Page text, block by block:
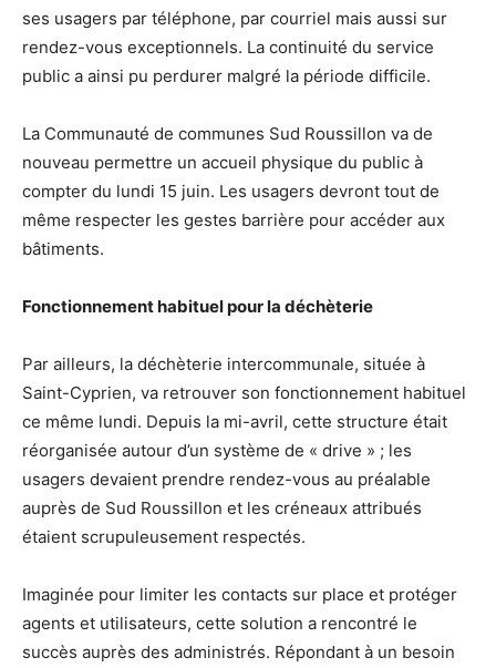
ses usagers par téléphone, par courriel mais aussi sur
rendez-vous exceptionnels. La continuité du service
public a ainsi pu perdurer malgré la période difficile.
La Communauté de communes Sud Roussillon va de
nouveau permettre un accueil physique du public à
compter du lundi 15 juin. Les usagers devront tout de
même respecter les gestes barrière pour accéder aux
bâtiments.
Fonctionnement habituel pour la déchèterie
Par ailleurs, la déchèterie intercommunale, située à
Saint-Cyprien, va retrouver son fonctionnement habituel
ce même lundi. Depuis la mi-avril, cette structure était
réorganisée autour d’un système de « drive » ; les
usagers devaient prendre rendez-vous au préalable
auprès de Sud Roussillon et les créneaux attribués
étaient scrupuleusement respectés.
Imaginée pour limiter les contacts sur place et protéger
agents et utilisateurs, cette solution a rencontré le
succès auprès des administrés. Répondant à un besoin